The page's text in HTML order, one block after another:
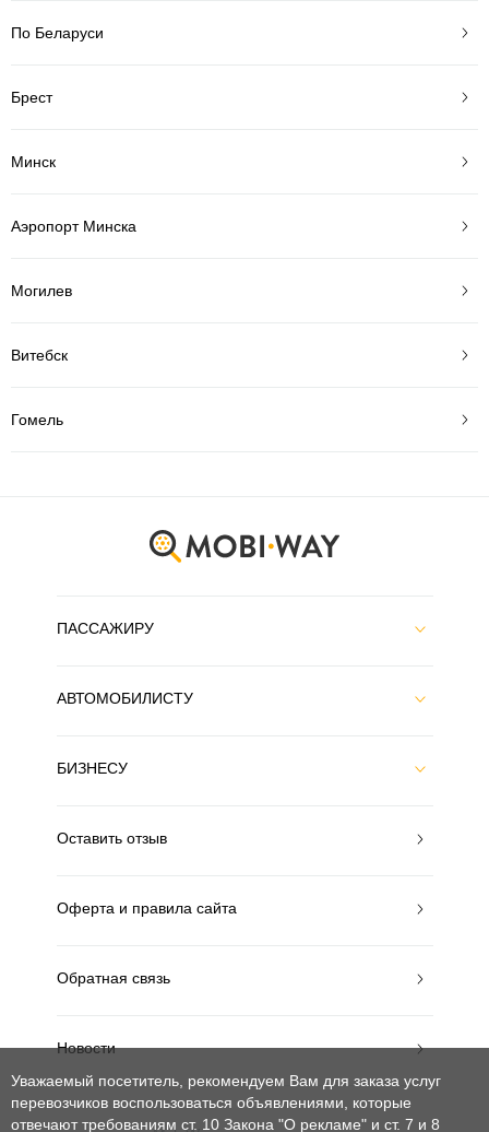
По Беларуси
Брест
Минск
Аэропорт Минска
Могилев
Витебск
Гомель
ПАССАЖИРУ
АВТОМОБИЛИСТУ
БИЗНЕСУ
Оставить отзыв
Оферта и правила сайта
Обратная связь
Новости
Уважаемый посетитель, рекомендуем Вам для заказа услуг
перевозчиков воспользоваться объявлениями, которые
отвечают требованиям ст. 10 Закона "О рекламе" и ст. 7 и 8